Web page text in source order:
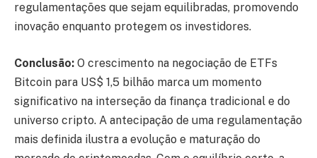
regulamentações que sejam equilibradas, promovendo
inovação enquanto protegem os investidores.
Conclusão: O crescimento na negociação de ETFs
Bitcoin para US$ 1,5 bilhão marca um momento
significativo na interseção da finança tradicional e do
universo cripto. A antecipação de uma regulamentação
mais definida ilustra a evolução e maturação do